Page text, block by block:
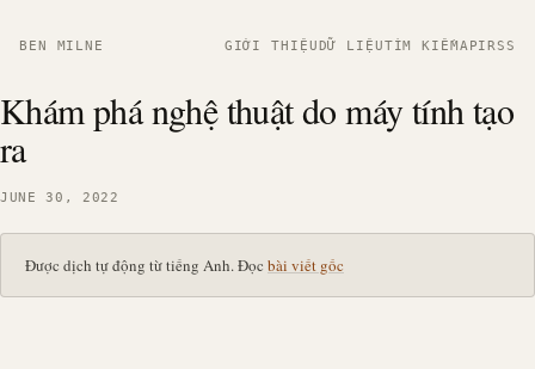
BEN MILNE GIỚI THIỆUDỮ LIỆUTÌM KIẾMAPIRSS
Khám phá nghệ thuật do máy tính tạo
ra
JUNE 30, 2022
Được dịch tự động từ tiếng Anh. Đọc bài viết gốc